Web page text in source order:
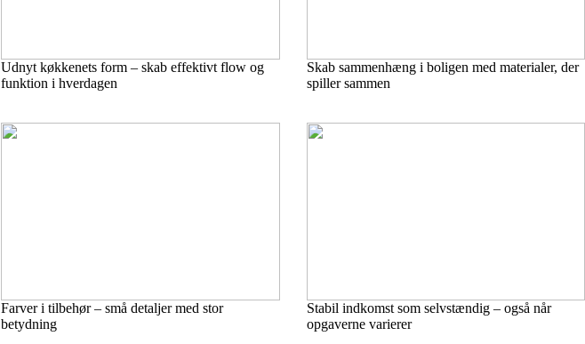
Udnyt køkkenets form – skab effektivt flow og
funktion i hverdagen
Skab sammenhæng i boligen med materialer, der
spiller sammen
Farver i tilbehør – små detaljer med stor
betydning
Stabil indkomst som selvstændig – også når
opgaverne varierer